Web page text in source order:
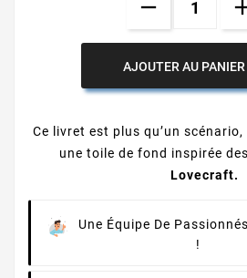
AJOUTER AU PANIER
Ce livret est plus qu’un
une toile de fond inspirée
Lovecraft.
Une Équipe De
!